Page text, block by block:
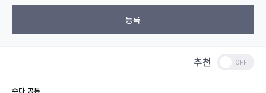
등록
추천
수다 공통